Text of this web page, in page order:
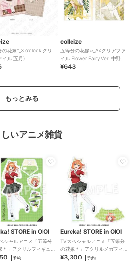
の花嫁*_3 o'clock クリ
イル(五月)
colleize
五等分の花嫁∽_A4クリアファ
イル Flower Fairy Ver. 中野一
花
¥643
もっとみる
いアニメ雑貨
STORE in OIOI
シャルアニメ「五等分
＊」アクリルフィギュ
葉
予約
Eureka! STORE in OIOI
TVスペシャルアニメ「五等分
の花嫁＊」アクリルメガフィ
ギュア 四葉
¥3,300 予約